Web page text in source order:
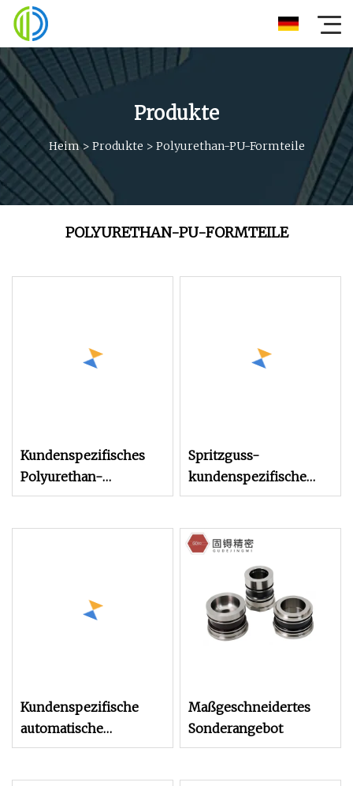
Produkte
Heim> Produkte > Polyurethan-PU-Formteile
POLYURETHAN-PU-FORMTEILE
Kundenspezifisches
Polyurethan-
Hülsenbuchsenteil in
Spritzguss-
kundenspezifische
Mantelbuchse PU-
Kundenspezifische
automatische
Polyurethan-
Maßgeschneidertes
Sonderangebot